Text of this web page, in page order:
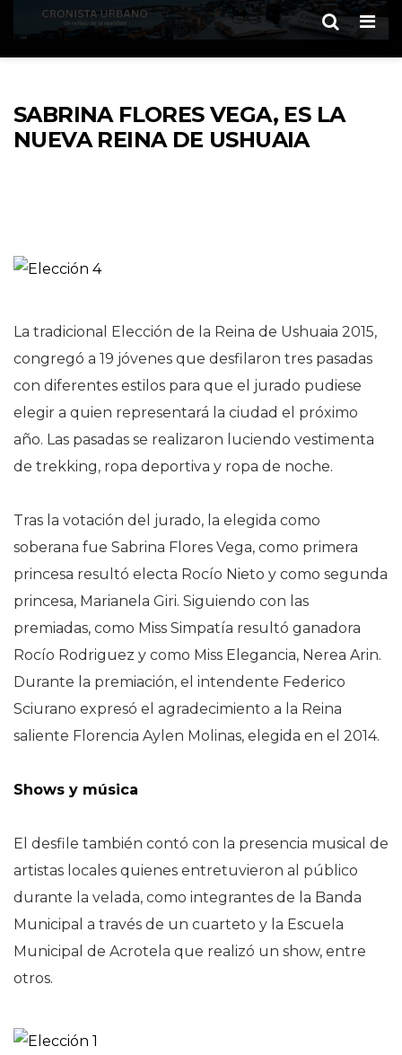
SABRINA FLORES VEGA, ES LA
NUEVA REINA DE USHUAIA
La tradicional Elección de la Reina de Ushuaia 2015,
congregó a 19 jóvenes que desfilaron tres pasadas
con diferentes estilos para que el jurado pudiese
elegir a quien representará la ciudad el próximo
año. Las pasadas se realizaron luciendo vestimenta
de trekking, ropa deportiva y ropa de noche.
Tras la votación del jurado, la elegida como
soberana fue Sabrina Flores Vega, como primera
princesa resultó electa Rocío Nieto y como segunda
princesa, Marianela Giri. Siguiendo con las
premiadas, como Miss Simpatía resultó ganadora
Rocío Rodriguez y como Miss Elegancia, Nerea Arin.
Durante la premiación, el intendente Federico
Sciurano expresó el agradecimiento a la Reina
saliente Florencia Aylen Molinas, elegida en el 2014.
Shows y música
El desfile también contó con la presencia musical de
artistas locales quienes entretuvieron al público
durante la velada, como integrantes de la Banda
Municipal a través de un cuarteto y la Escuela
Municipal de Acrotela que realizó un show, entre
otros.